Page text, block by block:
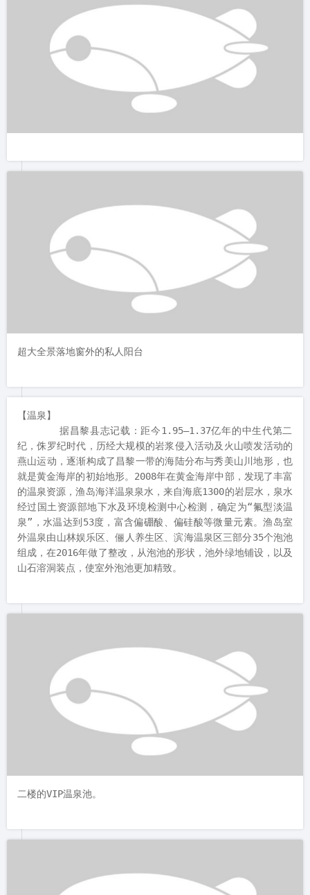
超大全景落地窗外的私人阳台
【温泉】
       据昌黎县志记载：距今1.95—1.37亿年的中生代第二
纪，侏罗纪时代，历经大规模的岩浆侵入活动及火山喷发活动的
燕山运动，逐渐构成了昌黎一带的海陆分布与秀美山川地形，也
就是黄金海岸的初始地形。2008年在黄金海岸中部，发现了丰富
的温泉资源，渔岛海洋温泉泉水，来自海底1300的岩层水，泉水
经过国土资源部地下水及环境检测中心检测，确定为“氟型淡温
泉”，水温达到53度，富含偏硼酸、偏硅酸等微量元素。渔岛室
山石溶洞装点，使室外泡池更加精致。
二楼的VIP温泉池。